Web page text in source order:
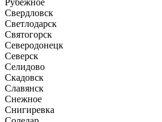
Рубежное
Свердловск
Светлодарск
Святогорск
Северодонецк
Северск
Селидово
Скадовск
Славянск
Снежное
Снигиревка